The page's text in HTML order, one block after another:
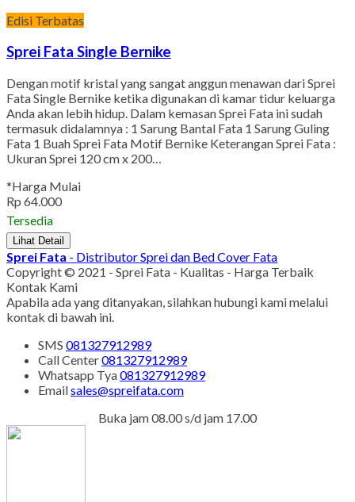
Edisi Terbatas
Sprei Fata Single Bernike
Dengan motif kristal yang sangat anggun menawan dari Sprei
Fata Single Bernike ketika digunakan di kamar tidur keluarga
Anda akan lebih hidup. Dalam kemasan Sprei Fata ini sudah
termasuk didalamnya : 1 Sarung Bantal Fata 1 Sarung Guling
Fata 1 Buah Sprei Fata Motif Bernike Keterangan Sprei Fata :
Ukuran Sprei 120 cm x 200…
*Harga Mulai
Rp 64.000
Tersedia
Lihat Detail
Sprei Fata - Distributor Sprei dan Bed Cover Fata
Copyright © 2021 - Sprei Fata - Kualitas - Harga Terbaik
Kontak Kami
Apabila ada yang ditanyakan, silahkan hubungi kami melalui
kontak di bawah ini.
SMS 081327912989
Call Center081327912989
Whatsapp Tya081327912989
Emailsales@spreifata.com
Buka jam 08.00 s/d jam 17.00